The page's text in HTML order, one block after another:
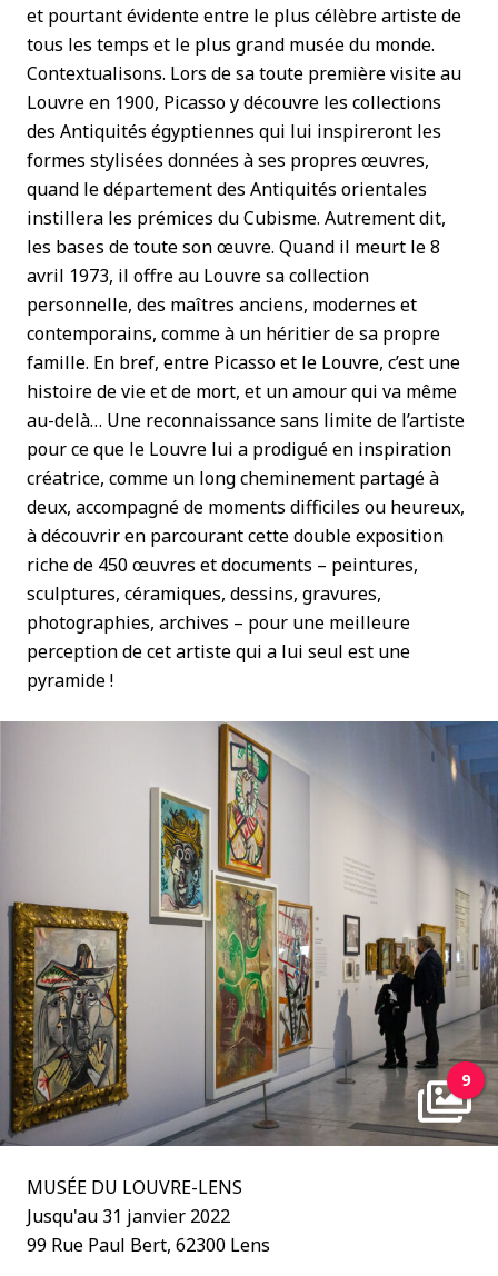
et pourtant évidente entre le plus célèbre artiste de
tous les temps et le plus grand musée du monde.
Contextualisons. Lors de sa toute première visite au
Louvre en 1900, Picasso y découvre les collections
des Antiquités égyptiennes qui lui inspireront les
formes stylisées données à ses propres œuvres,
quand le département des Antiquités orientales
instillera les prémices du Cubisme. Autrement dit,
les bases de toute son œuvre. Quand il meurt le 8
avril 1973, il offre au Louvre sa collection
personnelle, des maîtres anciens, modernes et
contemporains, comme à un héritier de sa propre
famille. En bref, entre Picasso et le Louvre, c’est une
histoire de vie et de mort, et un amour qui va même
au-delà… Une reconnaissance sans limite de l’artiste
pour ce que le Louvre lui a prodigué en inspiration
créatrice, comme un long cheminement partagé à
deux, accompagné de moments difficiles ou heureux,
à découvrir en parcourant cette double exposition
riche de 450 œuvres et documents – peintures,
sculptures, céramiques, dessins, gravures,
photographies, archives – pour une meilleure
perception de cet artiste qui a lui seul est une
pyramide !
9
MUSÉE DU LOUVRE-LENS
Jusqu'au 31 janvier 2022
99 Rue Paul Bert, 62300 Lens